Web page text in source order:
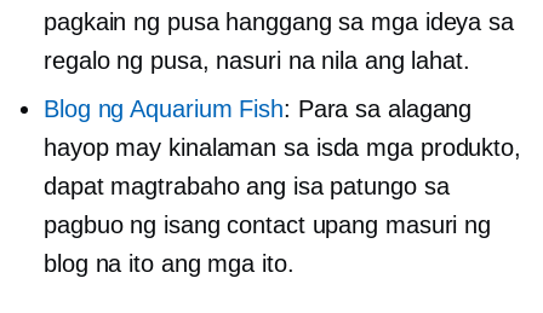
pagkain ng pusa hanggang sa mga ideya sa
regalo ng pusa, nasuri na nila ang lahat.
Blog ng Aquarium Fish: Para sa alagang
hayop may kinalaman sa isda mga produkto,
dapat magtrabaho ang isa patungo sa
pagbuo ng isang contact upang masuri ng
blog na ito ang mga ito.